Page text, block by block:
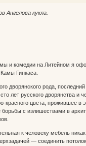
Ангелова кукла.
и комедии на Литейном я
Гинкаса.
дворянского рода,
лет русского дворянства
красного цвета, прожившее
борьбы с излишествами в
к человеку мебель
— соединить